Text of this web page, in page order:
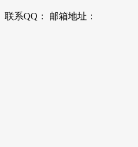
联系QQ： 邮箱地址：